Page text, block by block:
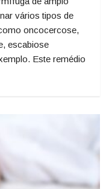
vários tipos de
oncocercose,
escabiose
Este remédio